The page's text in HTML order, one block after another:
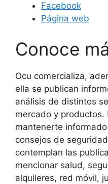
Facebook
Página web
Conoce
Ocu comercializa,
ella se publican
análisis de distintos
mercado y productos.
mantenerte
consejos de
contemplan las
mencionar salud,
alquileres, red móvil,